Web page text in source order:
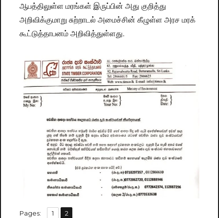
ஆபத்திலுள்ள மரங்கள் இருப்பின் அது குறித்து
அறிவிக்குமாறு சுற்றாடல் அமைச்சின் கீழுள்ள அரச மரக்
கூட்டுத்தாபனம் அறிவித்துள்ளது.
Pages: Page
1 ,
Page
2